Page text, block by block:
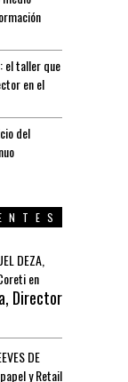
el taller que
en el
del
DEZA,
en
Director
DE
y Retail